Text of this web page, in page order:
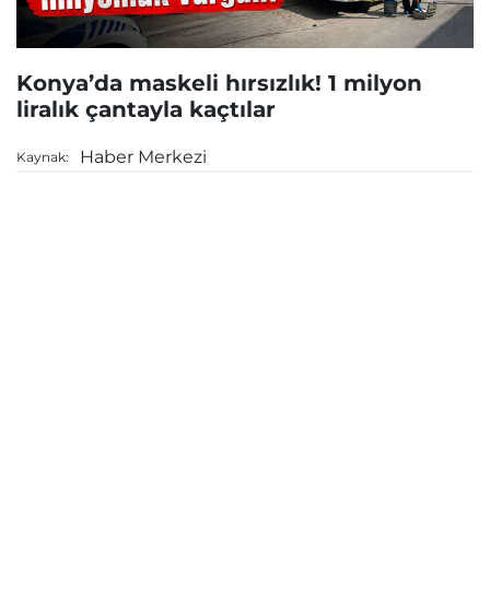
Konya’da maskeli hırsızlık! 1 milyon
liralık çantayla kaçtılar
Kaynak: Haber Merkezi